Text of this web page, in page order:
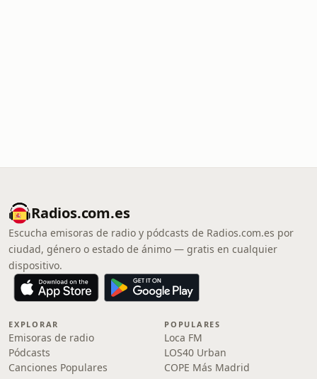
Radios.com.es
Escucha emisoras de radio y pódcasts de Radios.com.es por
ciudad, género o estado de ánimo — gratis en cualquier
dispositivo.
EXPLORAR
Emisoras de radio
Pódcasts
Canciones Populares
POPULARES
Loca FM
LOS40 Urban
COPE Más Madrid